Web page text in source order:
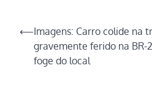
Navegação
de
Post
⟵Imagens: Carro colide na
gravemente ferido na
foge do local